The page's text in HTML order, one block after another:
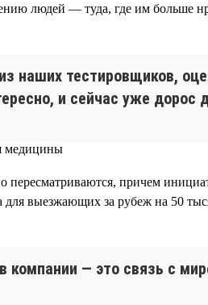
людей — туда, где им больше
наших тестировщиков,
и сейчас уже дорос
причем
выезжающих за рубеж на 50
компании — это связь с